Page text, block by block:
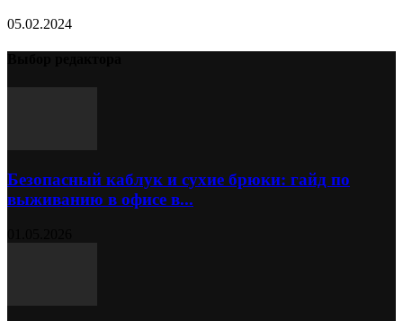
05.02.2024
Безопасный каблук и сухие брюки: гайд по
выживанию в офисе в...